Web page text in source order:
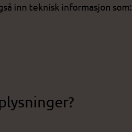
inn teknisk informasjon som: